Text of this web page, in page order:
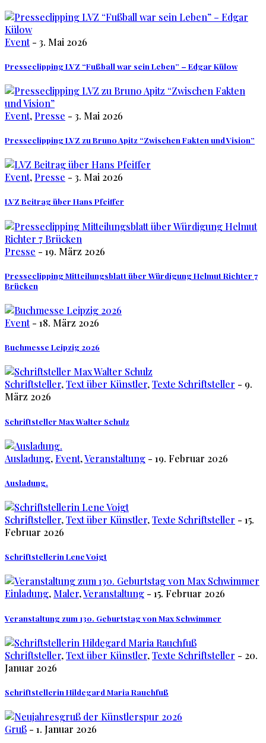
Event- 3. Mai 2026
Presseclipping LVZ “Fußball war sein Leben” – Edgar Külow
Event, Presse - 3. Mai 2026
Presseclipping LVZ zu Bruno Apitz “Zwischen Fakten und Vision”
Event, Presse - 3. Mai 2026
LVZ Beitrag über Hans Pfeiffer
Presse - 19. März 2026
Presseclipping Mitteilungsblatt über Würdigung Helmut Richter 7
Brücken
Event- 18. März 2026
Buchmesse Leipzig 2026
Schriftsteller,Text über Künstler,Texte Schriftsteller - 9.
März 2026
Schriftsteller Max Walter Schulz
Ausladung,Event,Veranstaltung - 19. Februar 2026
Ausladung.
Schriftsteller,Text über Künstler,Texte Schriftsteller - 15.
Februar 2026
Schriftstellerin Lene Voigt
Einladung, Maler,Veranstaltung - 15. Februar 2026
Veranstaltung zum 130. Geburtstag von Max Schwimmer
Schriftsteller,Text über Künstler,Texte Schriftsteller - 20.
Januar 2026
Schriftstellerin Hildegard Maria Rauchfuß
Gruß - 1. Januar 2026